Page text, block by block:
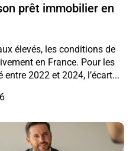
prêt immobilier en
élevés, les conditions de
en France. Pour les
2022 et 2024, l’écart...